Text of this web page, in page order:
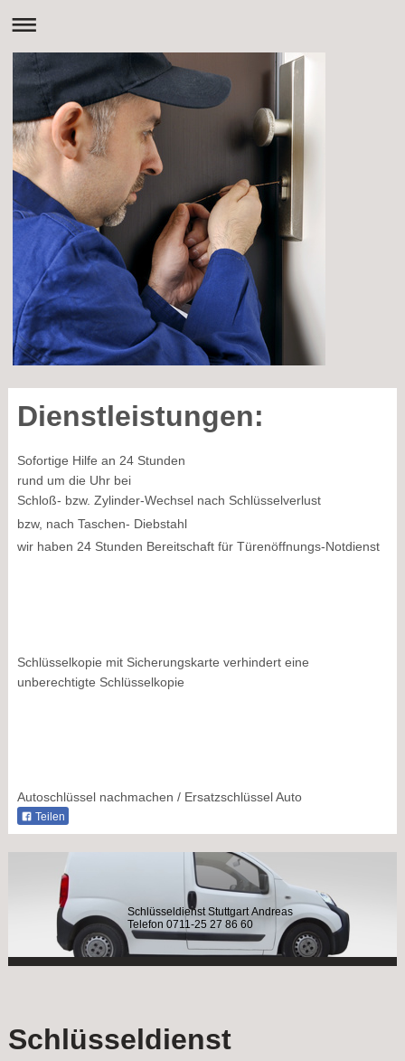
Dienstleistungen:
Sofortige Hilfe an 24 Stunden
rund um die Uhr bei
Schloß- bzw. Zylinder-Wechsel nach Schlüsselverlust
bzw, nach Taschen- Diebstahl
wir haben 24 Stunden Bereitschaft für Türenöffnungs-Notdienst
Schlüsselkopie mit Sicherungskarte verhindert eine
unberechtigte Schlüsselkopie
Autoschlüssel nachmachen / Ersatzschlüssel Auto
Teilen
Schlüsseldienst Stuttgart Andreas
Telefon 0711-25 27 86 60
Schlüsseldienst